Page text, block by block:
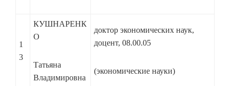
1
3
КУШНАРЕНК
О
Татьяна
Владимировна
доктор экономических наук,
доцент, 08.00.05
(экономические науки)